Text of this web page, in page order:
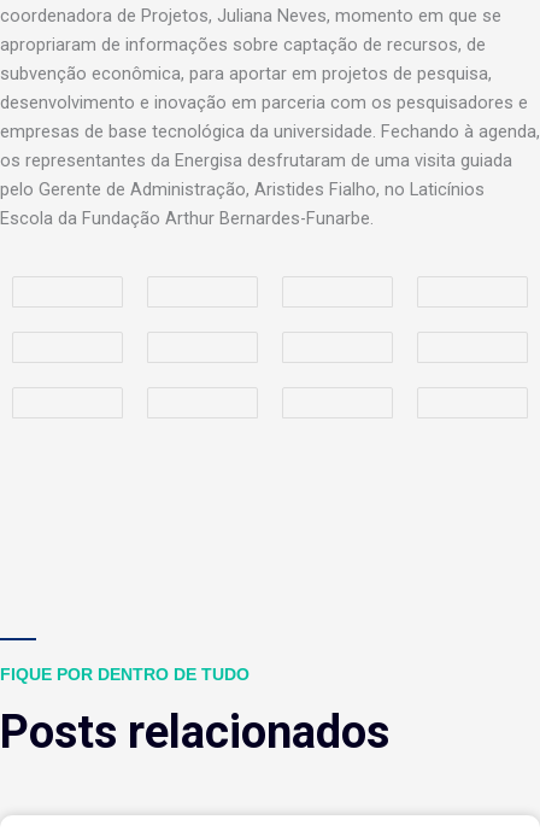
coordenadora de Projetos, Juliana Neves, momento em que se
apropriaram de informações sobre captação de recursos, de
subvenção econômica, para aportar em projetos de pesquisa,
desenvolvimento e inovação em parceria com os pesquisadores e
empresas de base tecnológica da universidade. Fechando à agenda,
os representantes da Energisa desfrutaram de uma visita guiada
pelo Gerente de Administração, Aristides Fialho, no Laticínios
Escola da Fundação Arthur Bernardes-Funarbe.
FIQUE POR DENTRO DE TUDO
Posts relacionados